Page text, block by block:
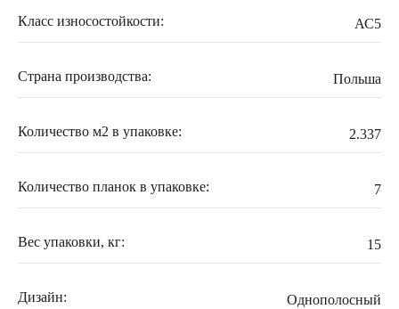
Класс износостойкости: АС5
Страна производства: Польша
Количество м2 в упаковке: 2.337
Количество планок в упаковке: 7
Вес упаковки, кг: 15
Дизайн: Однополосный